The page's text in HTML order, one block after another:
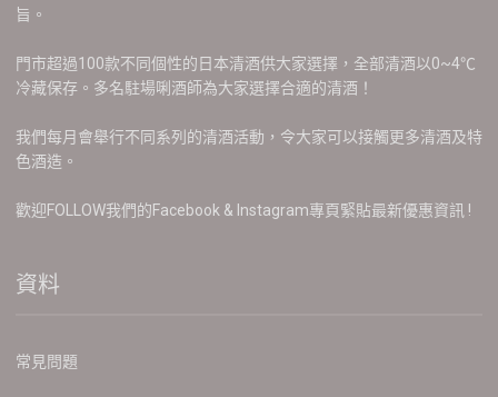
旨。
門市超過100款不同個性的日本清酒供大家選擇，全部清酒以0~4℃
冷藏保存。多名駐場唎酒師為大家選擇合適的清酒！
我們每月會舉行不同系列的清酒活動，令大家可以接觸更多清酒及特
色酒造。
歡迎FOLLOW我們的Facebook & Instagram專頁緊貼最新優惠資訊 !
資料
常見問題